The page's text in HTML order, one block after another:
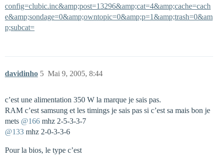
config=clubic.inc&amp;post=13296&amp;cat=4&amp;cache=cach
e&amp;sondage=0&amp;owntopic=0&amp;p=1&amp;trash=0&am
p;subcat=
davidinho Mai 9, 2005, 8:44
5
c’est une alimentation 350 W la marque je sais pas.
RAM c’est samsung et les timings je sais pas si c’est sa mais bon je
mets @166 mhz 2-5-3-3-7
@133 mhz 2-0-3-3-6
Pour la bios, le type c’est